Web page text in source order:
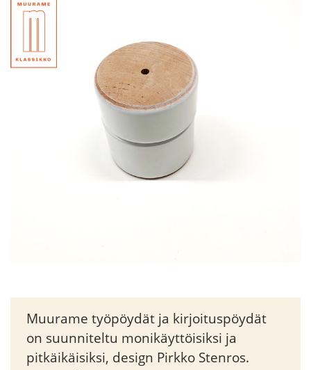
Muurame työpöydät ja kirjoituspöydät
on suunniteltu monikäyttöisiksi ja
pitkäikäisiksi, design Pirkko Stenros.